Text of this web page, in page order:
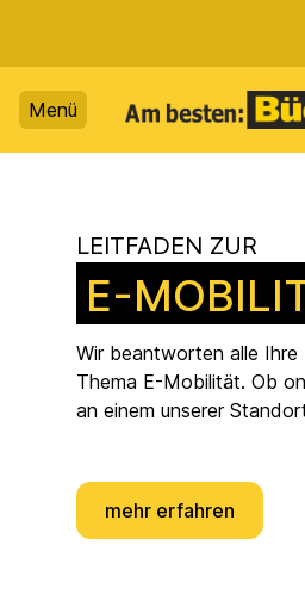
Menü
LEITFADEN ZUR
E-
Wir beantworten alle Ihre
Thema E-Mobilität. Ob
an einem unserer
mehr erfahren